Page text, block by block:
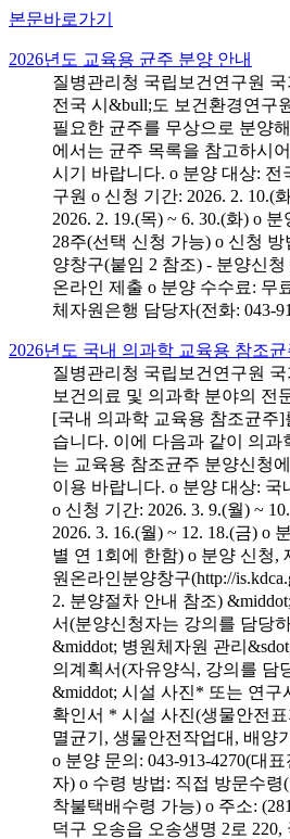
본문바로가기
2026년도 교육용 균주 분양 안내
질병관리청 국립보건연구원
전국 시&bull;도 보건환경연구
필요한 균주를 무상으로 분양
에서는 균주 목록을 참고하시
시기 바랍니다. o 분양 대상: 전
구원 o 신청 기간: 2026. 2. 10.(
2026. 2. 19.(목) ~ 6. 30.(화) o
28주(선택 신청 가능) o 신청
양창구(붙임 2 참조) - 분양신
온라인 제출 o 분양 수수료: 무
체자원은행 담당자(전화: 043-
2026년도 국내 의과학 교육용 참조
질병관리청 국립보건연구원
보건의료 및 의과학 분야의 전
[국내 의과학 교육용 참조균주
습니다. 이에 다음과 같이 의과
는 교육용 참조균주 분양신청
이용 바랍니다. o 분양 대상:
o 신청 기간: 2026. 3. 9.(월) ~
2026. 3. 16.(월) ~ 12. 18.(금) o
별 연 1회에 한함) o 분양 신청,
원온라인분양창구(http://
2. 분양절차 안내 참조)
서(분양신청자는 강의를 담당
&middot; 병원체자원 관리
의계획서(자유양식, 강의를 담
&middot; 시설 사진* 또는 연구
확인서 * 시설 사진(생물안전표
멸균기, 생물안전작업대, 배양
o 분양 문의: 043-913-4270(대
자) o 수령 방법: 직접 방문수령
착불택배수령 가능) o 주소:
덕구 오송읍 오송생명 2로